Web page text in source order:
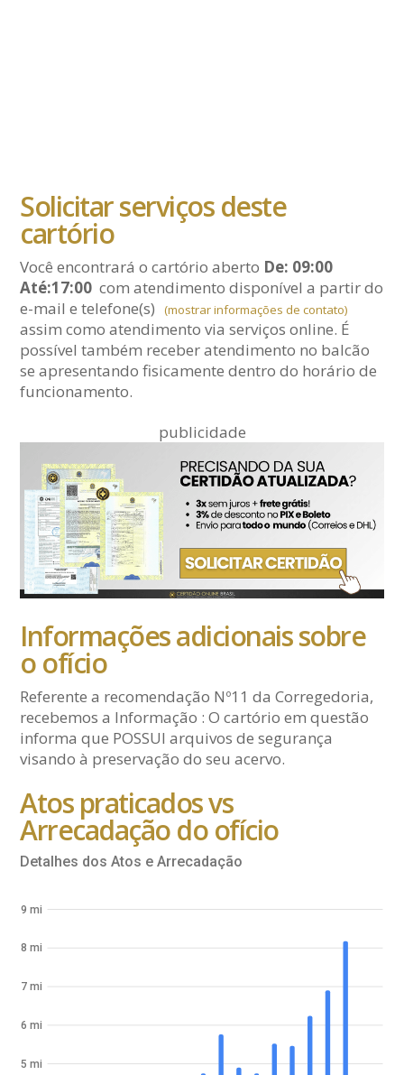
Solicitar serviços deste
cartório
Você encontrará o cartório aberto De: 09:00
Até:17:00 com atendimento disponível a partir do
e-maile telefone(s) (mostrar informações de contato)
assim como atendimento via serviços online. É
possível também receber atendimento no balcão
se apresentando fisicamente dentro do horário de
funcionamento.
publicidade
Informações adicionais sobre
o ofício
Referente a recomendação Nº11 da Corregedoria,
recebemos a Informação : O cartório em questão
informa que POSSUI arquivos de segurança
visando à preservação do seu acervo.
Atos praticados vs
Arrecadação do ofício
Detalhes dos Atos e Arrecadação
5 mi
6 mi
7 mi
8 mi
9 mi